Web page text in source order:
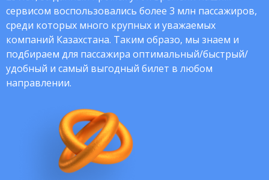
сервисом воспользовались более 3 млн пассажиров,
среди которых много крупных и уважаемых
компаний Казахстана. Таким образо, мы знаем и
подбираем для пассажира оптимальный/быстрый/
удобный и самый выгодный билет в любом
направлении.